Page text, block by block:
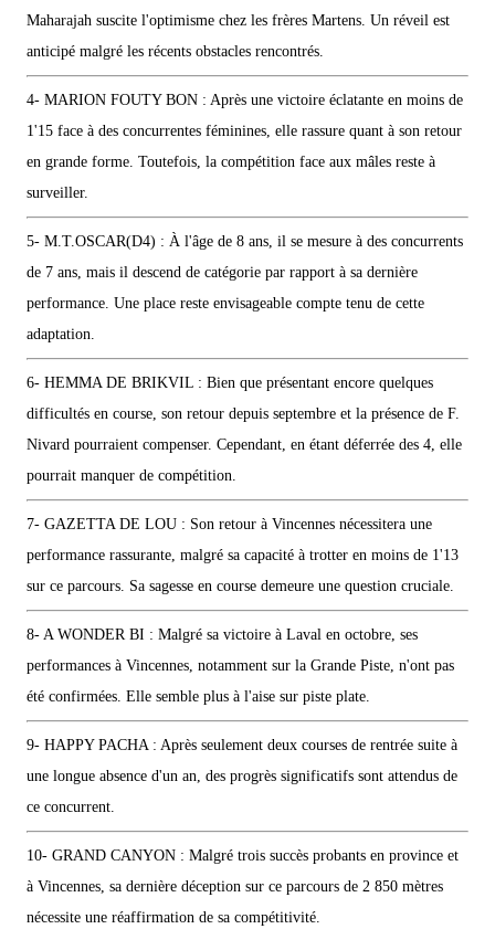
Maharajah suscite l'optimisme chez les frères Martens. Un réveil est
anticipé malgré les récents obstacles rencontrés.
4- MARION FOUTY BON : Après une victoire éclatante en moins de
1'15 face à des concurrentes féminines, elle rassure quant à son retour
en grande forme. Toutefois, la compétition face aux mâles reste à
surveiller.
5- M.T.OSCAR(D4) : À l'âge de 8 ans, il se mesure à des concurrents
de 7 ans, mais il descend de catégorie par rapport à sa dernière
performance. Une place reste envisageable compte tenu de cette
adaptation.
6- HEMMA DE BRIKVIL : Bien que présentant encore quelques
difficultés en course, son retour depuis septembre et la présence de F.
Nivard pourraient compenser. Cependant, en étant déferrée des 4, elle
pourrait manquer de compétition.
7- GAZETTA DE LOU : Son retour à Vincennes nécessitera une
performance rassurante, malgré sa capacité à trotter en moins de 1'13
sur ce parcours. Sa sagesse en course demeure une question cruciale.
8- A WONDER BI : Malgré sa victoire à Laval en octobre, ses
performances à Vincennes, notamment sur la Grande Piste, n'ont pas
été confirmées. Elle semble plus à l'aise sur piste plate.
9- HAPPY PACHA : Après seulement deux courses de rentrée suite à
une longue absence d'un an, des progrès significatifs sont attendus de
ce concurrent.
10- GRAND CANYON : Malgré trois succès probants en province et
à Vincennes, sa dernière déception sur ce parcours de 2 850 mètres
nécessite une réaffirmation de sa compétitivité.